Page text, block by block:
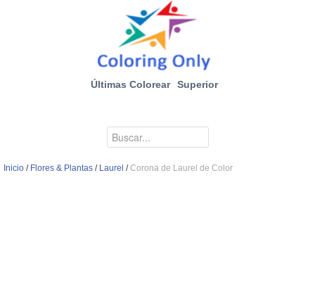
Últimas Colorear Superior
Inicio / Flores & Plantas / Laurel /Corona de Laurel de Color